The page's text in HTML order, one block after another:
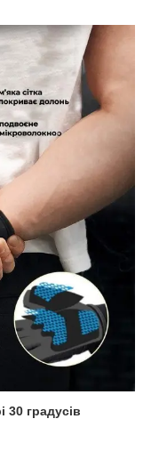
30 градусів